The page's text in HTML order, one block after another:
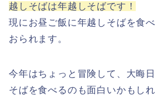
越しそばは年越しそばです！
現にお昼ご飯に年越しそばを食
おられます。
今年はちょっと冒険して、大晦
そばを食べるのも面白いかもしれ